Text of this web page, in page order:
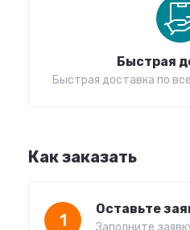
Быстрая
Быстрая доставка по
Как заказать
1
Оставьте